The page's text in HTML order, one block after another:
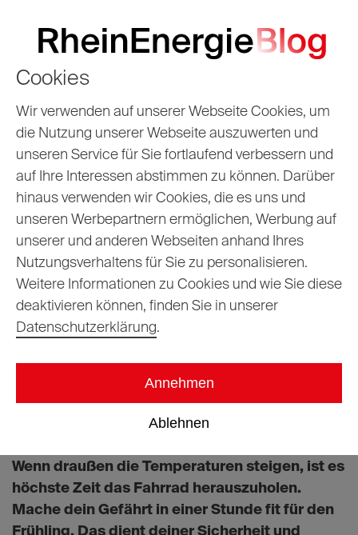
Cookies
Wir verwenden auf unserer Webseite Cookies, um
die Nutzung unserer Webseite auszuwerten und
unseren Service für Sie fortlaufend verbessern und
auf Ihre Interessen abstimmen zu können. Darüber
hinaus verwenden wir Cookies, die es uns und
unseren Werbepartnern ermöglichen, Werbung auf
unserer und anderen Webseiten anhand Ihres
Nutzungsverhaltens für Sie zu personalisieren.
Weitere Informationen zu Cookies und wie Sie diese
deaktivieren können, finden Sie in unserer
Datenschutzerklärung.
Annehmen
Ablehnen
Schraube locker?
So machst du dein
Fahrrad fit
06.04.2021 Gesine
Wenn draußen die Temperaturen steigen, ist es
höchste Zeit das Fahrrad herauszuholen.
Mache dein Gefährt in einer Stunde fit für den
Frühling. Das dient deiner Sicherheit und